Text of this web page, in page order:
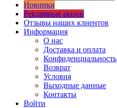
Новинки
Рекламные акции
Отзывы наших клиентов
Информация
О нас
Доставка и оплата
Конфиденциальность
Возврат
Условия
Выходные данные
Контакты
Войти